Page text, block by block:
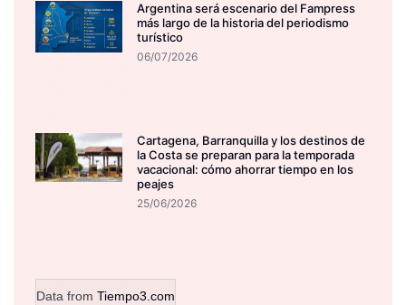
Argentina será escenario del Fampress
más largo de la historia del periodismo
turístico
06/07/2026
Cartagena, Barranquilla y los destinos de
la Costa se preparan para la temporada
vacacional: cómo ahorrar tiempo en los
peajes
25/06/2026
Data from Tiempo3.com